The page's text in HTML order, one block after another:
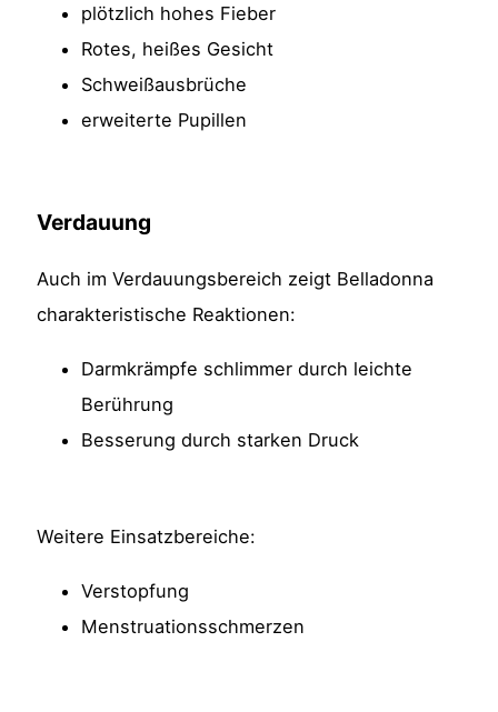
plötzlich hohes Fieber
Rotes, heißes Gesicht
Schweißausbrüche
erweiterte Pupillen
Verdauung
Auch im Verdauungsbereich zeigt Belladonna
charakteristische Reaktionen:
Darmkrämpfe schlimmer durch leichte
Berührung
Besserung durch starken Druck
Weitere Einsatzbereiche:
Verstopfung
Menstruationsschmerzen